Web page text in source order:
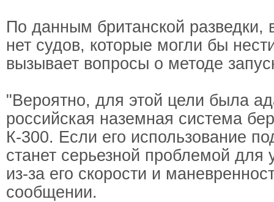
По данным британской
нет судов, которые могли бы
вызывает вопросы о методе
"Вероятно, для этой цели была
российская наземная система
К-300. Если его использование
станет серьезной проблемой для
из-за его скорости и
сообщении.